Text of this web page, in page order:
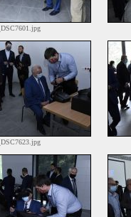
_DSC7601.jpg
_DSC7623.jpg